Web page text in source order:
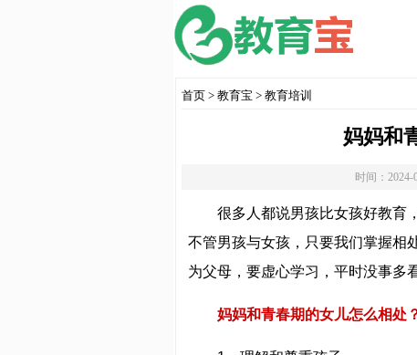
首页 > 教育宝 > 教育培训
妈妈和
时间：
很多人都说男孩比女孩好教育
不管男孩与女孩，只要我们掌握相
为父母，要虚心学习，平时没事多
妈妈和青春期的女儿怎么相处